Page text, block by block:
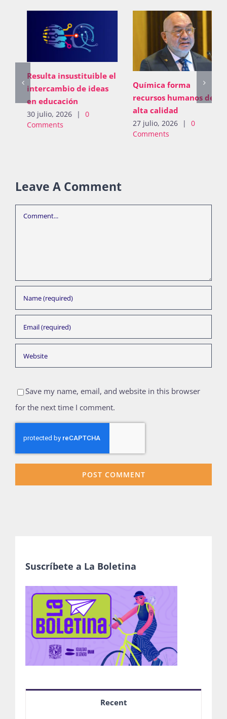
Química forma
recursos humanos de
alta calidad
27 julio, 2026
Beltrán, al Comité para
la Eliminación de la
Discriminación contra
la Mujer de la ONU
2 julio, 2026 |
Leave A Comment
Comment
Save my name, email, and website in this browser
for the next time I comment.
Suscríbete a La Boletina
Recent